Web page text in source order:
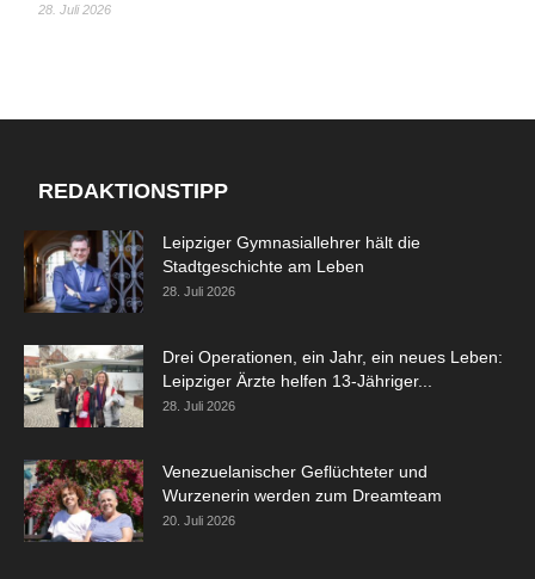
28. Juli 2026
REDAKTIONSTIPP
Leipziger Gymnasiallehrer hält die
Stadtgeschichte am Leben
28. Juli 2026
Drei Operationen, ein Jahr, ein neues Leben:
Leipziger Ärzte helfen 13-Jähriger...
28. Juli 2026
Venezuelanischer Geflüchteter und
Wurzenerin werden zum Dreamteam
20. Juli 2026